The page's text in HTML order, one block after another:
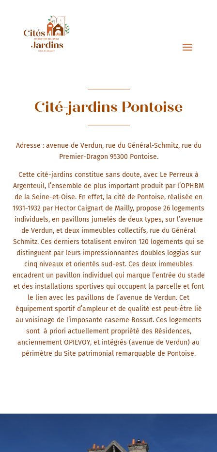
Cité-jardins Pontoise
Adresse : avenue de Verdun, rue du Général-Schmitz, rue du
Premier-Dragon 95300 Pontoise.
Cette cité-jardins constitue sans doute, avec Le Perreux à
Argenteuil, l’ensemble de plus important produit par l’OPHBM
de la Seine-et-Oise. En effet, la cité de Pontoise, réalisée en
1931-1932 par Hector Caignart de Mailly, propose 26 logements
individuels, en pavillons jumelés de deux types, sur l’avenue
de Verdun, et deux immeubles collectifs, rue du Général
Schmitz. Ces derniers totalisent environ 120 logements qui se
distinguent par leurs impressionnantes doubles loggias sur
cinq niveaux et orientés sud-est. Ces deux immeubles
encadrent un pavillon individuel qui marque l’entrée du stade
et des installations sportives qui occupent la parcelle et font
le lien avec les pavillons de l’avenue de Verdun. Cet
équipement sportif d’ampleur et de qualité est peut-être lié
au voisinage de l’imposante caserne Bossut. Ces logements
sont à priori actuellement propriété des Résidences,
anciennement OPIEVOY, et intégrés (avenue de Verdun) au
périmètre du Site patrimonial remarquable de Pontoise.